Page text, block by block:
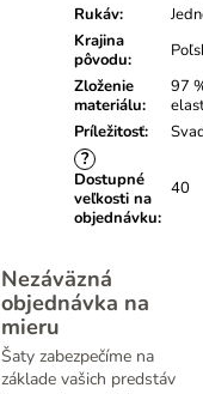
Rukáv:
Krajina
pôvodu:
Zloženie
materiálu:
97
Príležitosť:
?
Dostupné
veľkosti na
objednávku:
40
Nezáväzná
objednávka na
mieru
Šaty zabezpečíme na
základe vašich predstáv